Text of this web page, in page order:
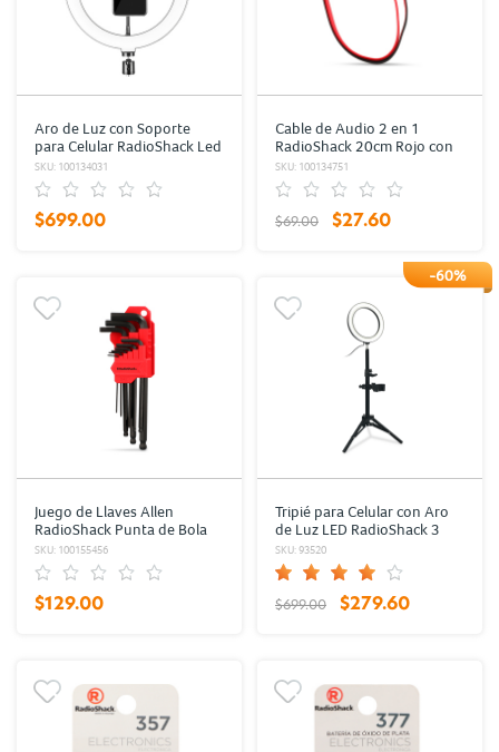
Aro de Luz con Soporte
para Celular RadioShack Led
1.8 m
SKU: 100134031
$699.00
Cable de Audio 2 en 1
RadioShack 20cm Rojo con
Negro
SKU: 100134751
$69.00 $27.60
Juego de Llaves Allen
RadioShack Punta de Bola
Acero 9 piezas
SKU: 100155456
$129.00
-60%
Tripié para Celular con Aro
de Luz LED RadioShack 3
tonos
SKU: 93520
$699.00 $279.60